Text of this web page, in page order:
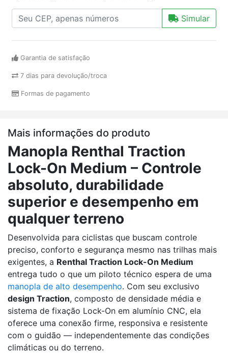
Simular
Garantia de satisfação
7 dias para devolução/troca
Formas de pagamento
Mais informações do produto
Manopla Renthal Traction
Lock-On Medium – Controle
absoluto, durabilidade
superior e desempenho em
qualquer terreno
Desenvolvida para ciclistas que buscam controle
preciso, conforto e segurança mesmo nas trilhas mais
exigentes, a Renthal Traction Lock-On Medium
entrega tudo o que um piloto técnico espera de uma
manopla de alto desempenho. Com seu exclusivo
design Traction, composto de densidade média e
sistema de fixação Lock-On em alumínio CNC, ela
oferece uma conexão firme, responsiva e resistente
com o guidão — independentemente das condições
climáticas ou do terreno.